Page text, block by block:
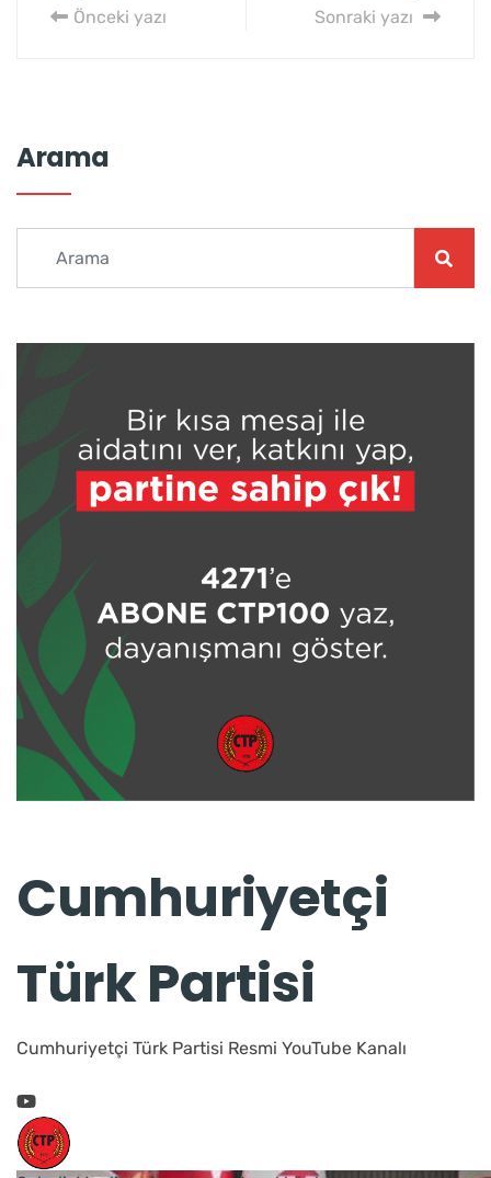
Önceki yazı Sonraki yazı
Arama
Cumhuriyetçi
Türk Partisi
Cumhuriyetçi Türk Partisi Resmi YouTube Kanalı